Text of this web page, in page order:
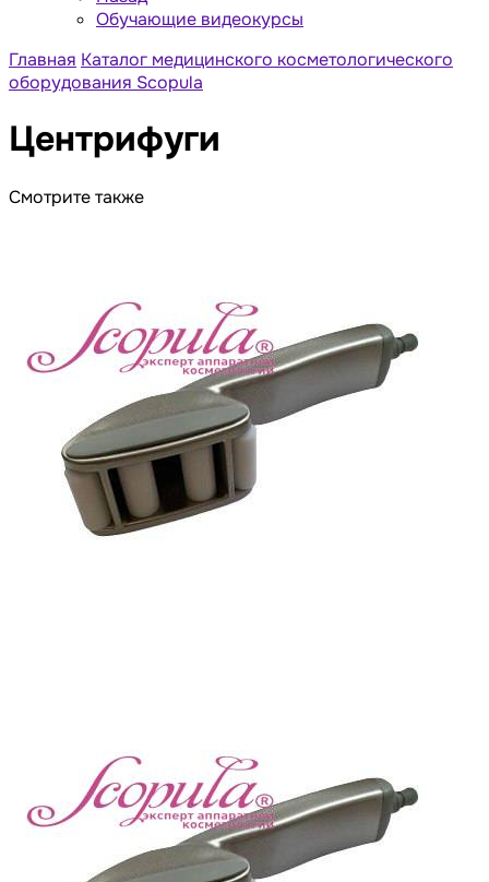
Обучающие видеокурсы
Главная Каталог медицинского косметологического
оборудования Scopula
Центрифуги
Смотрите также